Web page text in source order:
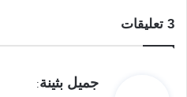
‫3 تعليقات
ي
جميل بثينة: